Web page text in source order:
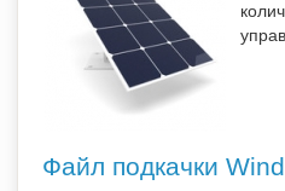
Файл подкачки